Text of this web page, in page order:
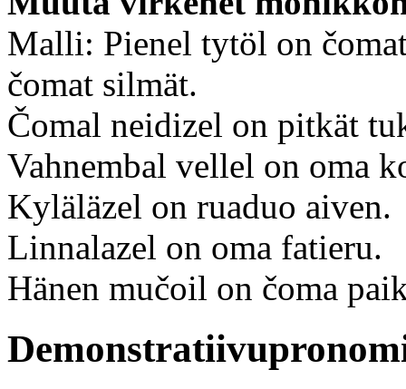
Malli: Pienel tytöl on
čomat silmät.
Čomal neidizel on pitkät
Vahnembal vellel on oma
Kyläläzel on ruaduo aiven.
Linnalazel on oma fatieru.
Hänen mučoil on čoma